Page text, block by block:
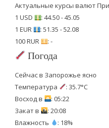
Актуальные курсы валют
1 USD
: 44.50 - 45.05
1 EUR
: 51.35 - 52.08
100 RUR
: -
Погода
Сейчас в Запорожье ясно
Температура
: 35.7°C
Восход в
: 05:22
Закат в
: 20:08
Влажность
: 18%